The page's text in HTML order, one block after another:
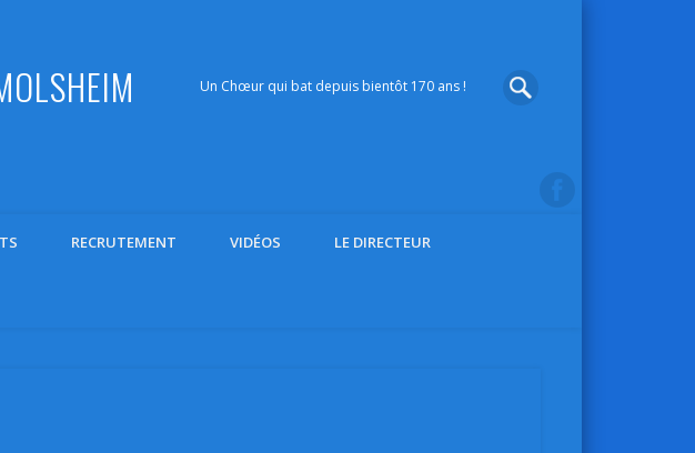
Un Chœur qui bat depuis bientôt 170 ans !
RECRUTEMENT VIDÉOS LE DIRECTEUR